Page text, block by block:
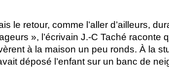
retour, comme l’aller d’ailleurs,
», l’écrivain J.-C Taché raconte
à la maison un peu ronds. À la
déposé l’enfant sur un banc de